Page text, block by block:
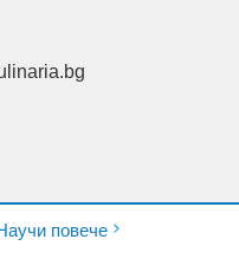
повече
права запазени.